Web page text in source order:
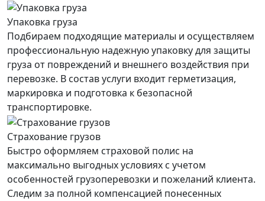
Упаковка груза
Подбираем подходящие материалы и осуществляем
профессиональную надежную упаковку для защиты
груза от повреждений и внешнего воздействия при
перевозке. В состав услуги входит герметизация,
маркировка и подготовка к безопасной
транспортировке.
Страхование грузов
Быстро оформляем страховой полис на
максимально выгодных условиях с учетом
особенностей грузоперевозки и пожеланий клиента.
Следим за полной компенсацией понесенных